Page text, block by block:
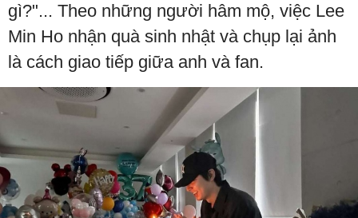
gì?"... Theo những người hâm mộ, việc Lee
Min Ho nhận quà sinh nhật và chụp lại ảnh
là cách giao tiếp giữa anh và fan.